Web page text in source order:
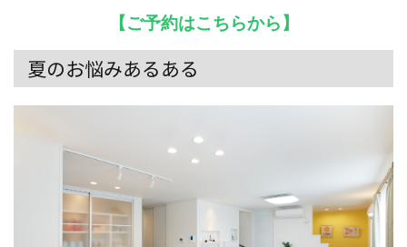
【ご予約はこちらから】
夏のお悩みあるある